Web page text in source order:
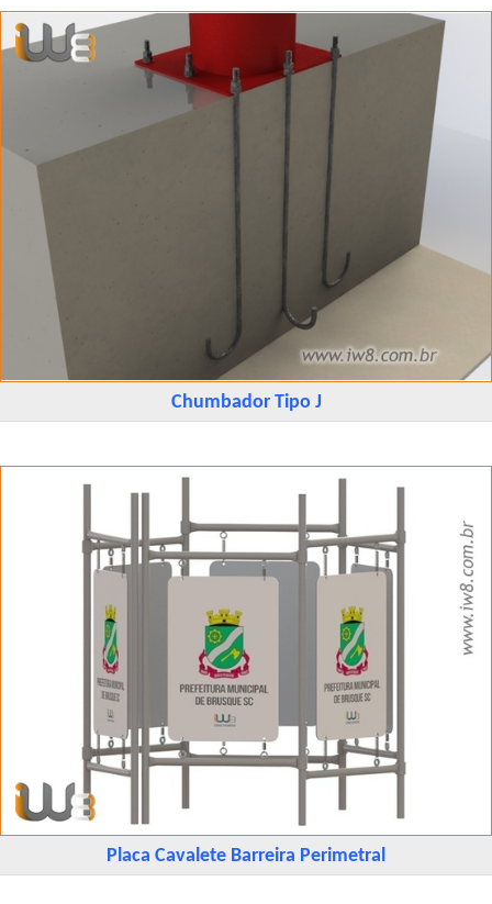
Chumbador Tipo J
Placa Cavalete Barreira Perimetral